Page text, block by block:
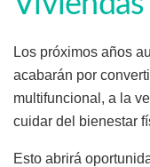
Los próximos años
acabarán por
multifuncional, a la
cuidar del bienestar
Esto abrirá